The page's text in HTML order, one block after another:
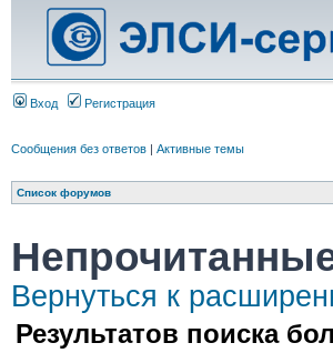
Вход Регистрация
Сообщения без ответов | Активные темы
Список форумов
Вернуться к
Результатов поиска